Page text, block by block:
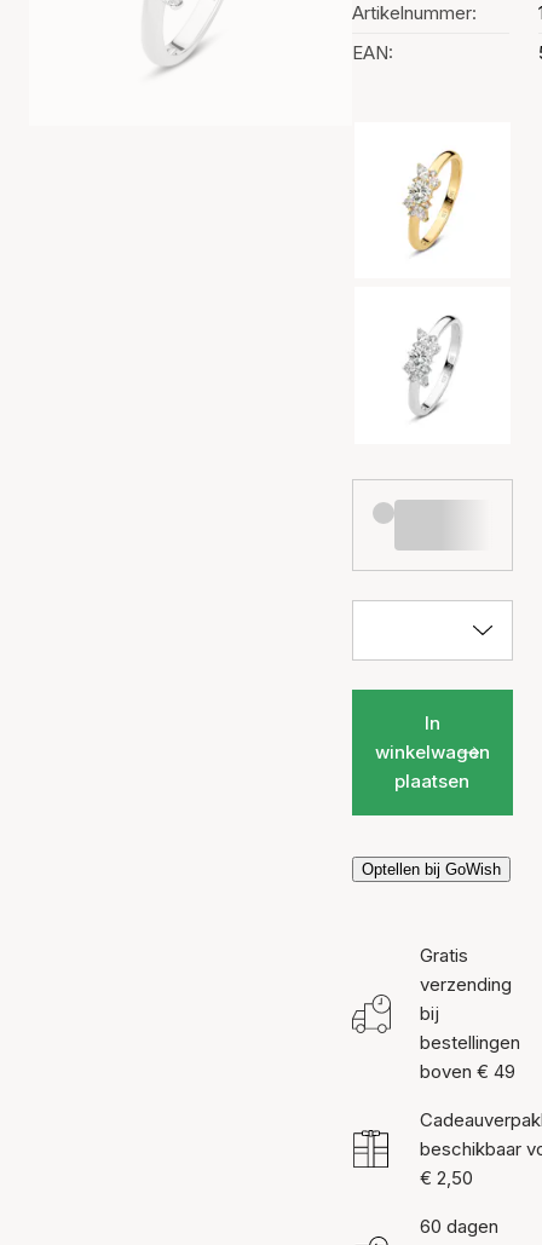
Artikelnummer:
EAN:
In
winkelwagen
plaatsen
Optellen bij GoWish
Gratis
verzending
bij
bestellingen
boven € 49
beschikbaar
€ 2,50
60 dagen